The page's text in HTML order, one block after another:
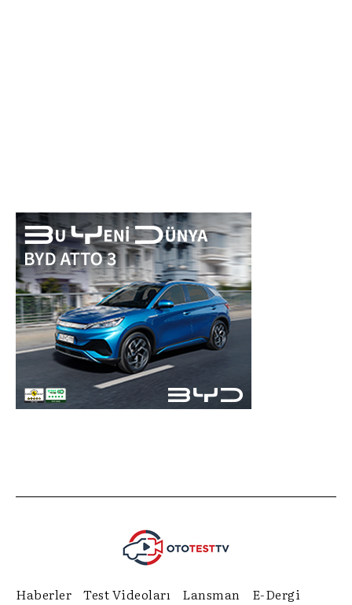
Haberler Test Videoları Lansman E-Dergi